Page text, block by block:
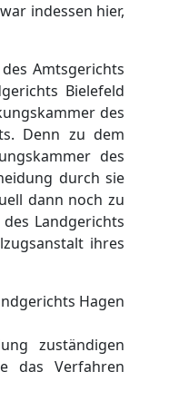
indessen hier,
Amtsgerichts
Bielefeld
des
Denn zu dem
des
durch sie
dann noch zu
Landgerichts
ihres
Hagen
zuständigen
das Verfahren